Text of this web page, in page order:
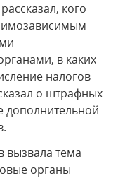
кого
в каких
налогов
о штрафных
дополнительной
вызвала тема
органы